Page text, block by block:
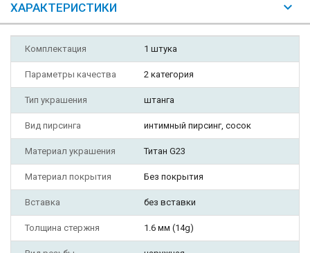
ХАРАКТЕРИСТИКИ
Комплектация 1 штука
Параметры качества 2 категория
Тип украшения штанга
Вид пирсинга интимный пирсинг, сосок
Материал украшения Титан G23
Материал покрытия Без покрытия
Вставка без вставки
Толщина стержня 1.6 мм (14g)